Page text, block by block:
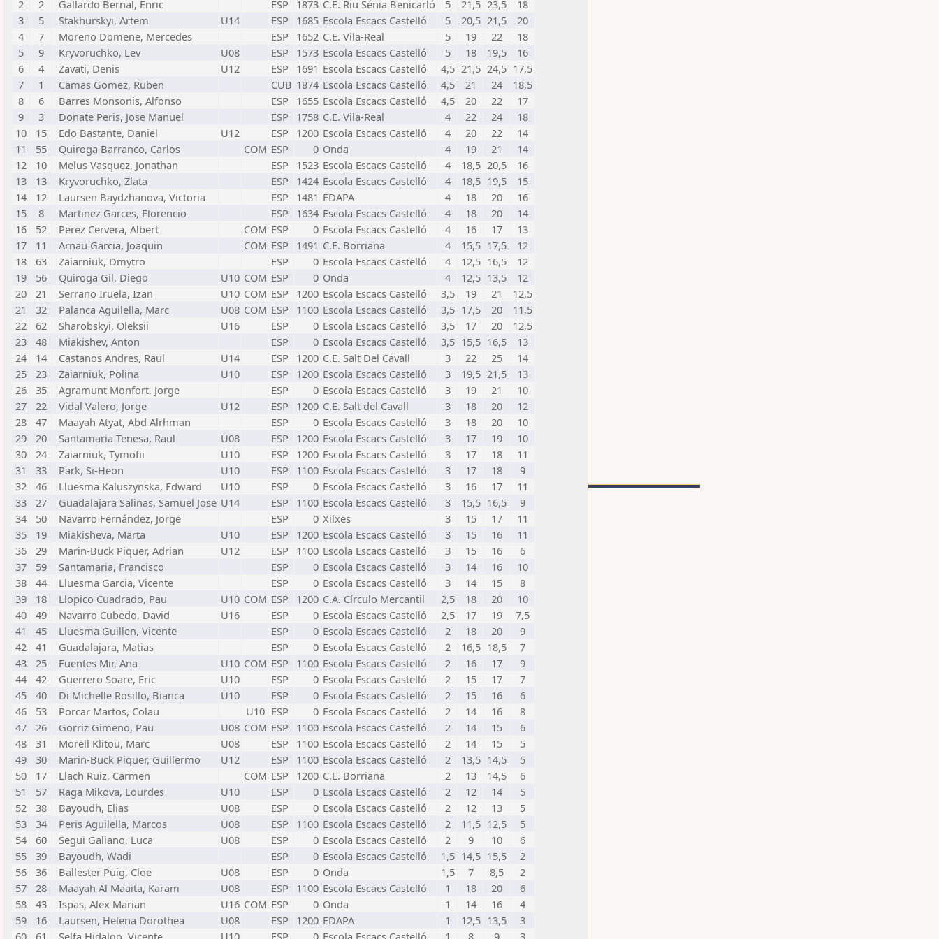
2
2 Gallardo Bernal, Enric ESP 1873 C.E. Riu Sénia Benicarló 5 21,5 23,5
18
3
5 Stakhurskyi, Artem U14 ESP 1685 Escola Escacs Castelló 5 20,5 21,5
20
4
7 Moreno Domene, Mercedes ESP 1652 C.E. Vila-Real 5 19 22
18
5
9 Kryvoruchko, Lev U08 ESP 1573 Escola Escacs Castelló 5 18 19,5
16
6
4 Zavati, Denis U12 ESP 1691 Escola Escacs Castelló 4,5 21,5 24,5 17,5
7
1 Camas Gomez, Ruben CUB 1874 Escola Escacs Castelló 4,5 21 24
18,5
8
6 Barres Monsonis, Alfonso ESP 1655 Escola Escacs Castelló 4,5 20 22
17
9
3 Donate Peris, Jose Manuel ESP 1758 C.E. Vila-Real 4 22 24
18
10
15 Edo Bastante, Daniel U12 ESP 1200 Escola Escacs Castelló 4 20 22
14
11
55 Quiroga Barranco, Carlos COM ESP 0 Onda 4 19 21
14
12
10 Melus Vasquez, Jonathan ESP 1523 Escola Escacs Castelló 4 18,5 20,5
16
13
13 Kryvoruchko, Zlata ESP 1424 Escola Escacs Castelló 4 18,5 19,5
15
14
12 Laursen Baydzhanova, Victoria ESP 1481 EDAPA 4 18 20
16
15
8 Martinez Garces, Florencio ESP 1634 Escola Escacs Castelló 4 18 20
14
16
52 Perez Cervera, Albert COM ESP 0 Escola Escacs Castelló 4 16 17
13
17
11 Arnau Garcia, Joaquin COM ESP 1491 C.E. Borriana 4 15,5 17,5
12
18
63 Zaiarniuk, Dmytro ESP 0 Escola Escacs Castelló 4 12,5 16,5
12
19
56 Quiroga Gil, Diego U10 COM ESP 0 Onda 4 12,5 13,5
12
20
21 Serrano Iruela, Izan U10 COM ESP 1200 Escola Escacs Castelló 3,5 19 21
12,5
21
32 Palanca Aguilella, Marc U08 COM ESP 1100 Escola Escacs Castelló 3,5 17,5 20
11,5
22
62 Sharobskyi, Oleksii U16 ESP 0 Escola Escacs Castelló 3,5 17 20
12,5
23
48 Miakishev, Anton ESP 0 Escola Escacs Castelló 3,5 15,5 16,5
13
24
14 Castanos Andres, Raul U14 ESP 1200 C.E. Salt Del Cavall 3 22 25
14
25
23 Zaiarniuk, Polina U10 ESP 1200 Escola Escacs Castelló 3 19,5 21,5
13
26
35 Agramunt Monfort, Jorge ESP 0 Escola Escacs Castelló 3 19 21
10
27
22 Vidal Valero, Jorge U12 ESP 1200 C.E. Salt del Cavall 3 18 20
12
28
47 Maayah Atyat, Abd Alrhman ESP 0 Escola Escacs Castelló 3 18 20
10
29
20 Santamaria Tenesa, Raul U08 ESP 1200 Escola Escacs Castelló 3 17 19
10
30
24 Zaiarniuk, Tymofii U10 ESP 1200 Escola Escacs Castelló 3 17 18
11
31
33 Park, Si-Heon U10 ESP 1100 Escola Escacs Castelló 3 17 18
9
32
46 Lluesma Kaluszynska, Edward U10 ESP 0 Escola Escacs Castelló 3 16 17
11
33
27 Guadalajara Salinas, Samuel Jose U14 ESP 1100 Escola Escacs Castelló 3 15,5 16,5
9
34
50 Navarro Fernández, Jorge ESP 0 Xilxes 3 15 17
11
35
19 Miakisheva, Marta U10 ESP 1200 Escola Escacs Castelló 3 15 16
11
36
29 Marin-Buck Piquer, Adrian U12 ESP 1100 Escola Escacs Castelló 3 15 16
6
37
59 Santamaria, Francisco ESP 0 Escola Escacs Castelló 3 14 16
10
38
44 Lluesma Garcia, Vicente ESP 0 Escola Escacs Castelló 3 14 15
8
39
18 Llopico Cuadrado, Pau U10 COM ESP 1200 C.A. Círculo Mercantil 2,5 18 20
10
40
49 Navarro Cubedo, David U16 ESP 0 Escola Escacs Castelló 2,5 17 19
7,5
41
45 Lluesma Guillen, Vicente ESP 0 Escola Escacs Castelló 2 18 20
9
42
41 Guadalajara, Matias ESP 0 Escola Escacs Castelló 2 16,5 18,5
7
43
25 Fuentes Mir, Ana U10 COM ESP 1100 Escola Escacs Castelló 2 16 17
9
44
42 Guerrero Soare, Eric U10 ESP 0 Escola Escacs Castelló 2 15 17
7
45
40 Di Michelle Rosillo, Bianca U10 ESP 0 Escola Escacs Castelló 2 15 16
6
46
53 Porcar Martos, Colau U10 ESP 0 Escola Escacs Castelló 2 14 16
8
47
26 Gorriz Gimeno, Pau U08 COM ESP 1100 Escola Escacs Castelló 2 14 15
6
48
31 Morell Klitou, Marc U08 ESP 1100 Escola Escacs Castelló 2 14 15
5
49
30 Marin-Buck Piquer, Guillermo U12 ESP 1100 Escola Escacs Castelló 2 13,5 14,5
5
50
17 Llach Ruiz, Carmen COM ESP 1200 C.E. Borriana 2 13 14,5
6
51
57 Raga Mikova, Lourdes U10 ESP 0 Escola Escacs Castelló 2 12 14
5
52
38 Bayoudh, Elias U08 ESP 0 Escola Escacs Castelló 2 12 13
5
53
34 Peris Aguilella, Marcos U08 ESP 1100 Escola Escacs Castelló 2 11,5 12,5
5
54
60 Segui Galiano, Luca U08 ESP 0 Escola Escacs Castelló 2 9 10
6
55
39 Bayoudh, Wadi ESP 0 Escola Escacs Castelló 1,5 14,5 15,5
2
56
36 Ballester Puig, Cloe U08 ESP 0 Onda 1,5 7 8,5
2
57
28 Maayah Al Maaita, Karam U08 ESP 1100 Escola Escacs Castelló 1 18 20
6
58
43 Ispas, Alex Marian U16 COM ESP 0 Onda 1 14 16
4
59
16 Laursen, Helena Dorothea U08 ESP 1200 EDAPA 1 12,5 13,5
3
60
61 Selfa Hidalgo, Vicente U10 ESP 0 Escola Escacs Castelló 1 8 9 3